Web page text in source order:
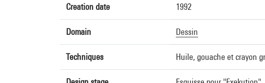
Creation date 1992
Domain Dessin
Techniques Huile, gouache et crayon